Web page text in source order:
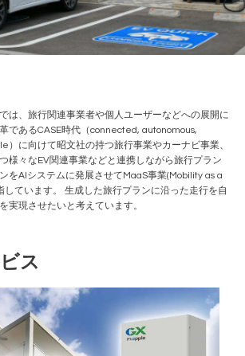
は、旅行関連事業者や個人ユーザーなどへの展開に
であるCASE時代（connected, autonomous,
に向けて昭文社の持つ旅行事業やカーナビ事業、
様々なEV関連事業などと連携しながら旅行プラン
をAIシステムに発展させてMaaS事業(Mobility as a
ています。 生成した旅行プランに沿った走行を自
実現させたいと考えています。
ス